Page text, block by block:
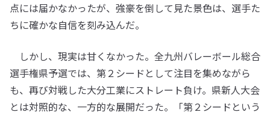
点には届かなかったが、強豪を倒して見た景色は、選手た
ちに確かな自信を刻み込んだ。
しかし、現実は甘くなかった。全九州バレーボール総合
選手権県予選では、第２シードとして注目を集めながら
も、再び対戦した大分工業にストレート負け。県新人大会
とは対照的な、一方的な展開だった。「第２シードという